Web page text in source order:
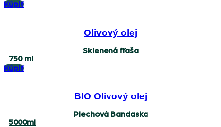
Kúpiť
Olivový olej
Sklenená fľaša
750 ml
Kúpiť
BIO Olivový olej
Plechová Bandaska
5000ml